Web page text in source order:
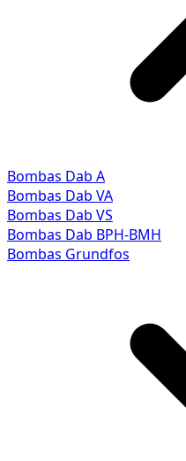
Bombas Dab A
Bombas Dab VA
Bombas Dab VS
Bombas Dab BPH-BMH
Bombas Grundfos